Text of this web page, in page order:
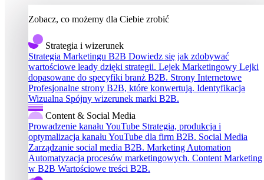
Zobacz, co możemy dla Ciebie zrobić
Strategia i wizerunek
Strategia Marketingu B2B Dowiedz się jak zdobywać
wartościowe leady dzięki strategii. Lejek Marketingowy Lejki
dopasowane do specyfiki branż B2B. Strony Internetowe
Profesjonalne strony B2B, które konwertują. Identyfikacja
Wizualna Spójny wizerunek marki B2B.
Content & Social Media
Prowadzenie kanału YouTube Strategia, produkcja i
optymalizacja kanału YouTube dla firm B2B. Social Media
Zarządzanie social media B2B. Marketing Automation
Automatyzacja procesów marketingowych. Content Marketing
w B2B Wartościowe treści B2B.